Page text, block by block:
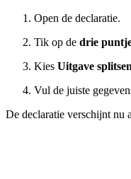
Open de declaratie.
Tik op de drie
Kies Uitgave
Vul de juiste
De declaratie verschijnt nu